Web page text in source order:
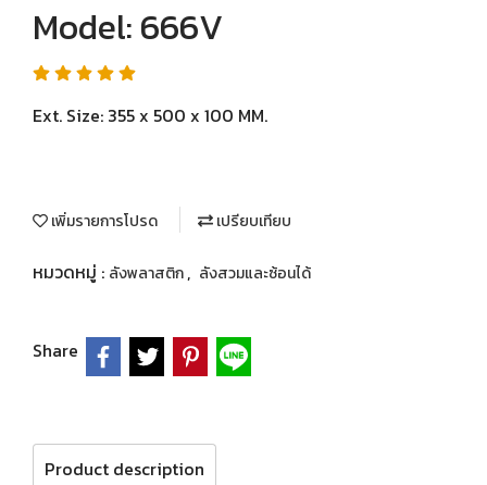
Model: 666V
Ext. Size: 355 x 500 x 100 MM.
เพิ่มรายการโปรด เปรียบเทียบ
หมวดหมู่ : ลังพลาสติก, ลังสวมและซ้อนได้
Share
Product description